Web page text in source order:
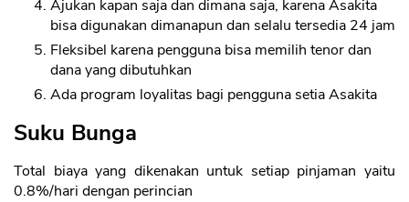
Ajukan kapan saja dan dimana saja, karena Asakita
bisa digunakan dimanapun dan selalu tersedia 24 jam
Fleksibel karena pengguna bisa memilih tenor dan
dana yang dibutuhkan
Ada program loyalitas bagi pengguna setia Asakita
Suku Bunga
Total biaya yang dikenakan untuk setiap pinjaman yaitu
0.8%/hari dengan perincian